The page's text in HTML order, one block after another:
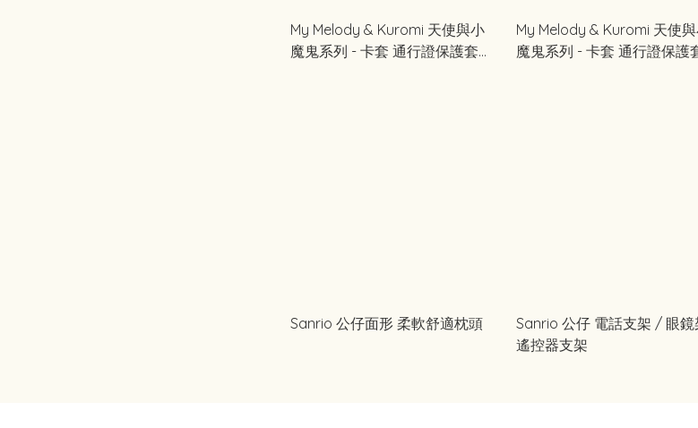
My Melody & Kuromi 天使與小
魔鬼系列 - 卡套 通行證保護套
My Melody & Kuromi 天使
魔鬼系列 - 卡套 通行證保護
Sanrio 公仔面形 柔軟舒適枕頭
Sanrio 公仔 電話支架 / 眼
遙控器支架